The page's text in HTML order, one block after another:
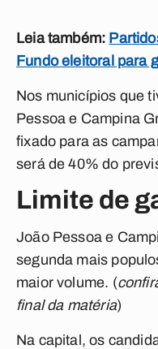
Leia também:
Fundo eleitoral para
Nos municípios que
Pessoa e Campina
fixado para as
será de 40% do
Limite de
João Pessoa e
segunda mais
maior volume. (
final da matéria)
Na capital, os